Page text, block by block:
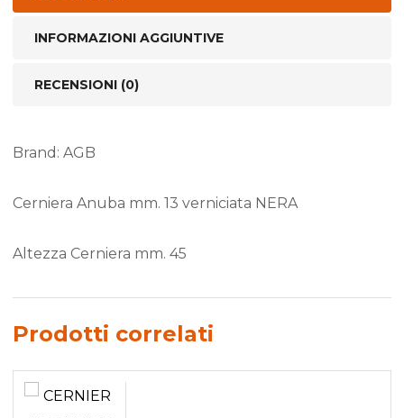
INFORMAZIONI AGGIUNTIVE
RECENSIONI (0)
Brand: AGB
Cerniera Anuba mm. 13 verniciata NERA
Altezza Cerniera mm. 45
Prodotti correlati